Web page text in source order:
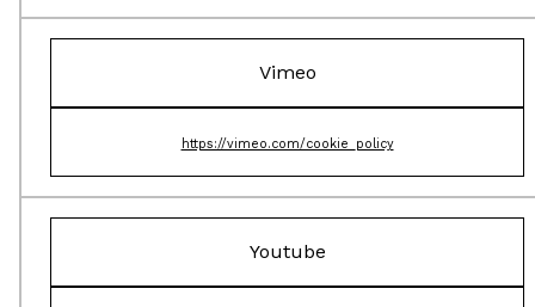
Vimeo
https://vimeo.com/cookie_policy
Youtube